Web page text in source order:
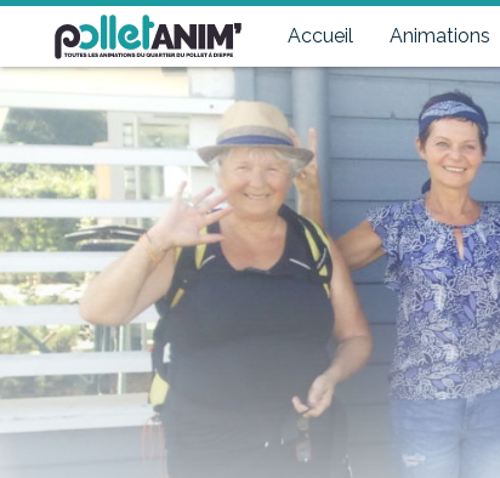
Accueil Animations
Pollet Anim'
Toutes les animations du quartier du Pollet à Dieppe